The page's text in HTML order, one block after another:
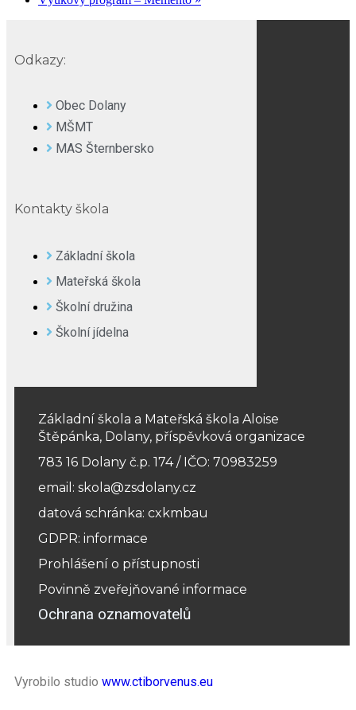
Odkazy:
Obec Dolany
MŠMT
MAS Šternbersko
Kontakty škola
Základní škola
Mateřská škola
Školní družina
Školní jídelna
Základní škola a Mateřská škola Aloise
Štěpánka, Dolany, příspěvková organizace
783 16 Dolany č.p. 174 / IČO: 70983259
email: skola@zsdolany.cz
datová schránka: cxkmbau
GDPR: informace
Prohlášení o přístupnosti
Povinně zveřejňované informace
Ochrana oznamovatelů
Vyrobilo studio www.ctiborvenus.eu